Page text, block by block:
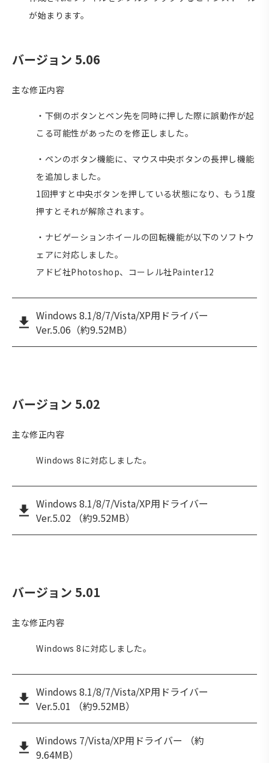
が始まります。
バージョン 5.06
主な修正内容
・下側のボタンとペン先を同時に押した際に誤動作が起
こる可能性があったのを修正しました。
・ペンのボタン機能に、マウス中央ボタンの長押し機能
を追加しました。
1回押すと中央ボタンを押している状態になり、もう1度
押すとそれが解除されます。
・ナビゲーションホイールの回転機能が以下のソフトウ
ェアに対応しました。
アドビ社Photoshop、コーレル社Painter12
Windows 8.1/8/7/Vista/XP用ドライバー
Ver.5.06（約9.52MB）
バージョン 5.02
主な修正内容
Windows 8に対応しました。
Windows 8.1/8/7/Vista/XP用ドライバー
Ver.5.02 （約9.52MB）
バージョン 5.01
主な修正内容
Windows 8に対応しました。
Windows 8.1/8/7/Vista/XP用ドライバー
Ver.5.01 （約9.52MB）
Windows 7/Vista/XP用ドライバー （約
9.64MB）